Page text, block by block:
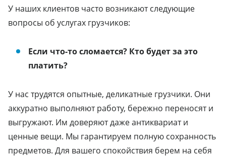
У наших клиентов часто возникают следующие
вопросы об услугах грузчиков:
Если что-то сломается? Кто будет за это
платить?
У нас трудятся опытные, деликатные грузчики. Они
аккуратно выполняют работу, бережно переносят и
выгружают. Им доверяют даже антиквариат и
ценные вещи. Мы гарантируем полную сохранность
предметов. Для вашего спокойствия берем на себя